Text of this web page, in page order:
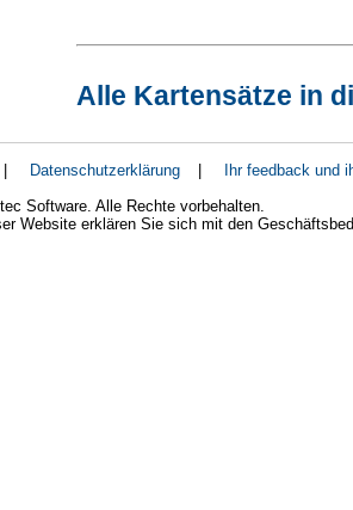
Alle Kartensätze in
Datenschutzerklärung
Ihr feedback und
Software. Alle Rechte vorbehalten.
Website erklären Sie sich mit den